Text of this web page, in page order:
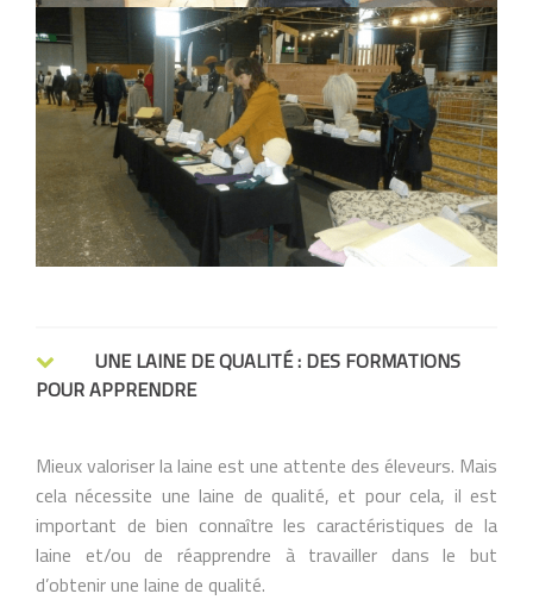
UNE LAINE DE QUALITÉ : DES FORMATIONS
POUR APPRENDRE
Mieux valoriser la laine est une attente des éleveurs. Mais
cela nécessite une laine de qualité, et pour cela, il est
important de bien connaître les caractéristiques de la
laine et/ou de réapprendre à travailler dans le but
d’obtenir une laine de qualité.